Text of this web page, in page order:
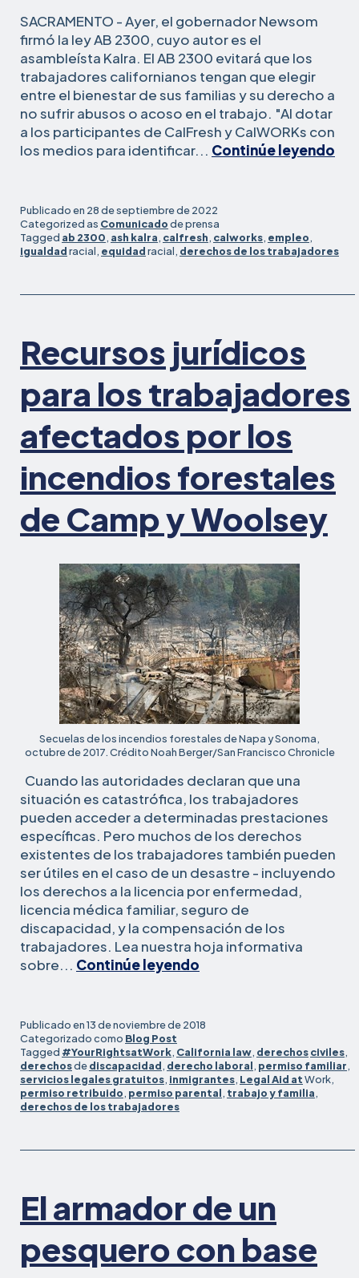
SACRAMENTO - Ayer, el gobernador Newsom
firmó la ley AB 2300, cuyo autor es el
asambleísta Kalra. El AB 2300 evitará que los
trabajadores californianos tengan que elegir
entre el bienestar de sus familias y su derecho a
no sufrir abusos o acoso en el trabajo. "Al dotar
a los participantes de CalFresh y CalWORKs con
los medios para identificar... Continúe leyendo
los
es
Publicado en 28 de septiembre de 2022
Categorized as Comunicadode prensa
Tagged ab 2300, ash kalra, calfresh, calworks, empleo,
igualdadracial, equidadracial, derechos de los trabajadores
Recursos jurídicos
para los trabajadores
afectados por los
incendios forestales
de Camp y Woolsey
Secuelas de los incendios forestales de Napa y Sonoma,
octubre de 2017. Crédito Noah Berger/San Francisco Chronicle
Cuando las autoridades declaran que una
situación es catastrófica, los trabajadores
pueden acceder a determinadas prestaciones
específicas. Pero muchos de los derechos
existentes de los trabajadores también pueden
ser útiles en el caso de un desastre - incluyendo
los derechos a la licencia por enfermedad,
licencia médica familiar, seguro de
discapacidad, y la compensación de los
trabajadores. Lea nuestra hoja informativa
sobre... Continúe leyendo
los
afectados
por
los
de
Woolsey
Publicado en13 de noviembre de 2018
Categorizado como Blog Post
Tagged #YourRightsatWork, California law, derechosciviles,
derechosdediscapacidad, derecho laboral, permiso familiar,
servicios legales gratuitos, inmigrantes, Legal Aid atWork,
permiso retribuido, permiso parental, trabajo y familia,
derechos de los trabajadores
El armador de un
pesquero con base